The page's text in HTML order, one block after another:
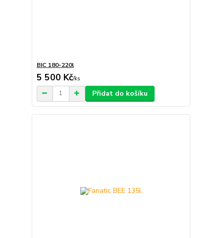
BIC 180-220l
5 500 Kč/ks
Přidat do košíku